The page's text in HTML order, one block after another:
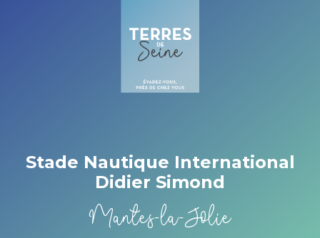
Stade Nautique International
Didier Simond
Mantes-la-Jolie